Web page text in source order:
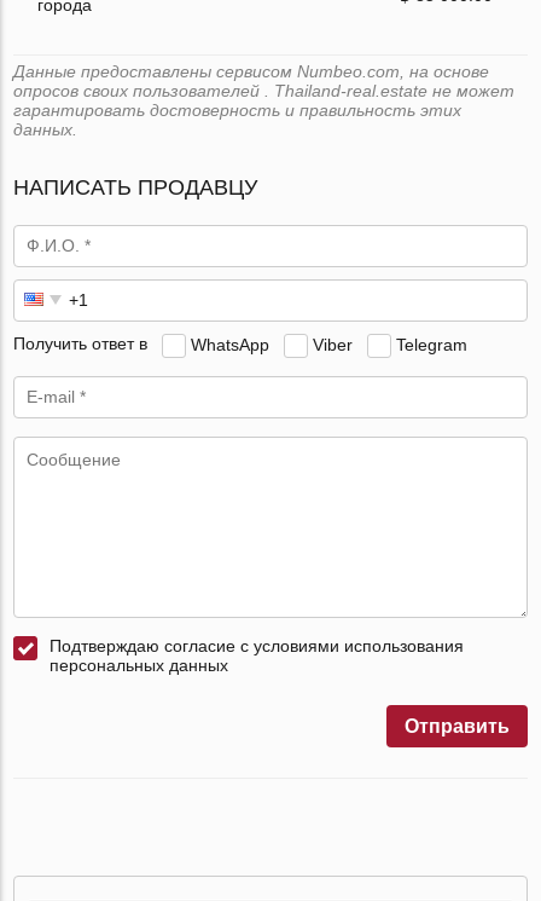
города
Данные предоставлены сервисом Numbeo.com, на основе
опросов своих пользователей . Thailand-real.estate не может
гарантировать достоверность и правильность этих
данных.
НАПИСАТЬ ПРОДАВЦУ
Получить ответ в WhatsApp Viber Telegram
Подтверждаю согласие с условиями использования
персональных данных
Отправить